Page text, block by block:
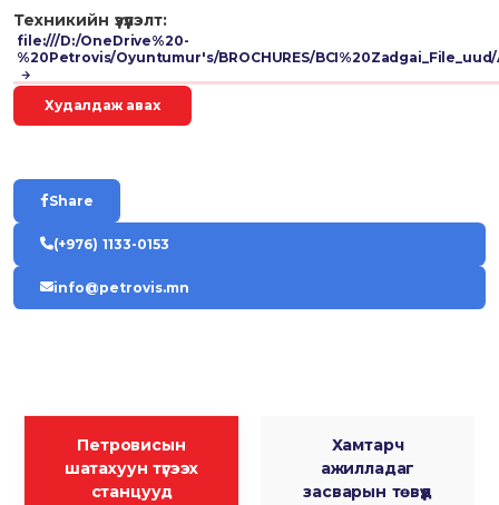
Техникийн үзүүлэлт:
file:///D:/OneDrive%20-
%20Petrovis/Oyuntumur's/BROCHURES/
Худалдаж авах
Share
(+976) 1133-0153
info@petrovis.mn
Петровисын
шатахуун түгээх
станцууд
Хамтарч
ажилладаг
засварын төвүүд